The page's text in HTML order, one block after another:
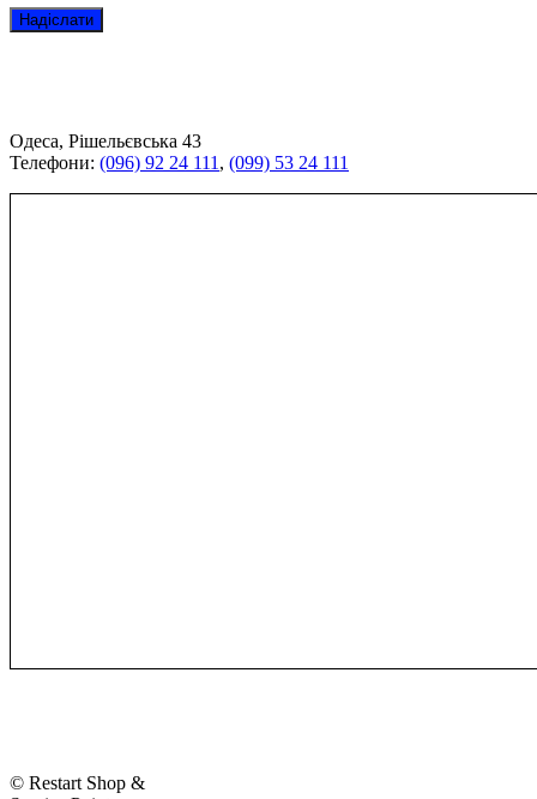
Одеса, Рішельєвська 43
Телефони: (096) 92 24 111 , (099) 53 24 111
© Restart Shop &